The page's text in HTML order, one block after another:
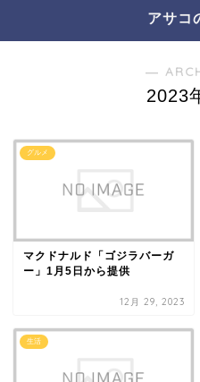
アサコ
―
2023
グルメ
マクドナルド「ゴジラバーガ
ー」1月5日から提供
12月 29, 2023
生活